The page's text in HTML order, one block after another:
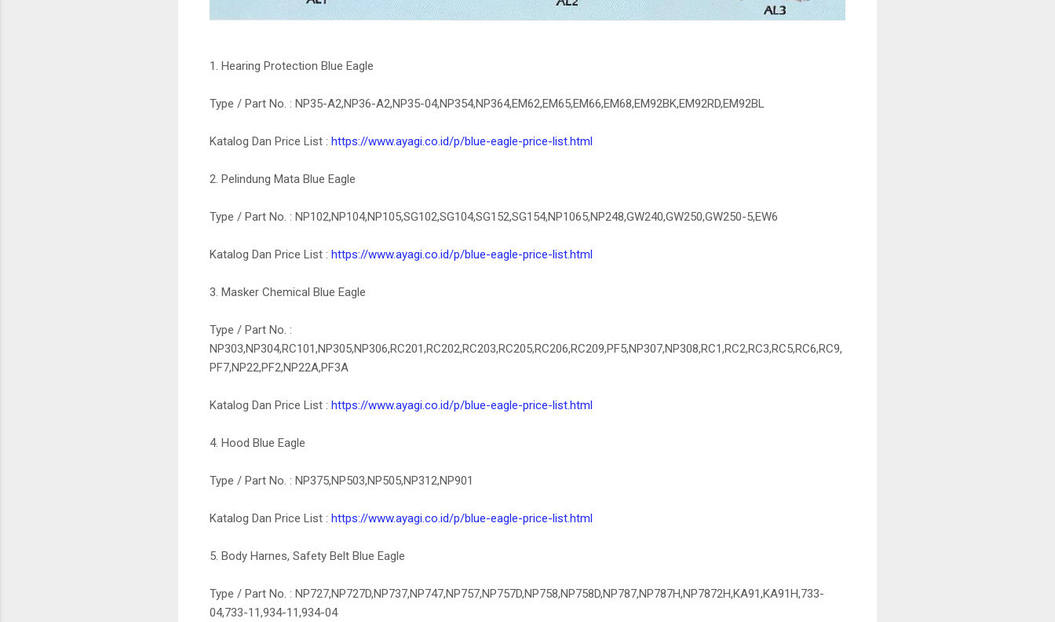
1. Hearing Protection Blue Eagle
Type / Part No. : NP35-A2,NP36-A2,NP35-04,NP354,NP364,EM62,EM65,EM66,EM68,EM92BK,EM92RD,EM92BL
Katalog Dan Price List : https://www.ayagi.co.id/p/blue-eagle-price-list.html
2. Pelindung Mata Blue Eagle
Type / Part No. : NP102,NP104,NP105,SG102,SG104,SG152,SG154,NP1065,NP248,GW240,GW250,GW250-5,EW6
Katalog Dan Price List : https://www.ayagi.co.id/p/blue-eagle-price-list.html
3. Masker Chemical Blue Eagle
Type / Part No. :
NP303,NP304,RC101,NP305,NP306,RC201,RC202,RC203,RC205,RC206,RC209,PF5,NP307,NP308,RC1,RC2,RC3,RC5,RC6,RC9,
PF7,NP22,PF2,NP22A,PF3A
Katalog Dan Price List : https://www.ayagi.co.id/p/blue-eagle-price-list.html
4. Hood Blue Eagle
Type / Part No. : NP375,NP503,NP505,NP312,NP901
Katalog Dan Price List : https://www.ayagi.co.id/p/blue-eagle-price-list.html
5. Body Harnes, Safety Belt Blue Eagle
Type / Part No. : NP727,NP727D,NP737,NP747,NP757,NP757D,NP758,NP758D,NP787,NP787H,NP7872H,KA91,KA91H,733-
04,733-11,934-11,934-04